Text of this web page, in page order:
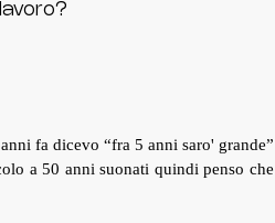
fa dicevo “fra 5 anni saro' grande”
a 50 anni suonati quindi penso che